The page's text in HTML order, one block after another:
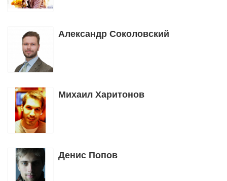
Александр Соколовский
Михаил Харитонов
Денис Попов